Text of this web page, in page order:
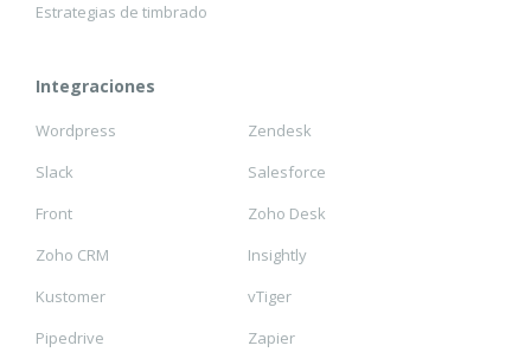
Estrategias de timbrado
Integraciones
Wordpress
Slack
Front
Zoho CRM
Kustomer
Pipedrive
Zendesk
Salesforce
Zoho Desk
Insightly
vTiger
Zapier